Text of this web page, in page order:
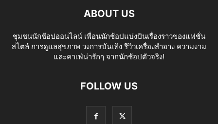
ABOUT US
ชุมชนนักช้อปออนไลน์ เพื่อนนักช้อปแบ่งปันเรื่องราวของแฟชั่น
สไตล์ การดูแลสุขภาพ วงการบันเทิง รีวิวเครื่องสำอาง ความงาม
และคาเฟ่น่ารักๆ จากนักช้อปตัวจริง!
FOLLOW US